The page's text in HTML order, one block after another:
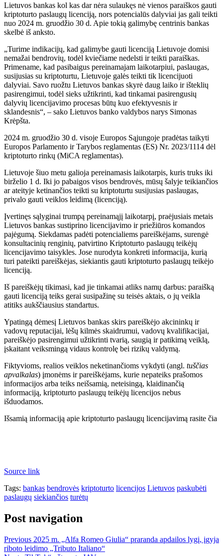
Lietuvos bankas kol kas dar nėra sulaukęs nė vienos paraiškos gauti
kriptoturto paslaugų licenciją, nors potencialūs dalyviai jas gali teikti
nuo 2024 m. gruodžio 30 d. Apie tokią galimybę centrinis bankas
skelbė iš anksto.
„Turime indikacijų, kad galimybe gauti licenciją Lietuvoje domisi
nemažai bendrovių, todėl kviečiame nedelsti ir teikti paraiškas.
Primename, kad pasibaigus pereinamajam laikotarpiui, paslaugas,
susijusias su kriptoturtu, Lietuvoje galės teikti tik licencijuoti
dalyviai. Savo ruožtu Lietuvos bankas skyrė daug laiko ir išteklių
pasirengimui, todėl sieks užtikrinti, kad tinkamai pasirengusių
dalyvių licencijavimo procesas būtų kuo efektyvesnis ir
sklandesnis“, – sako Lietuvos banko valdybos narys Simonas
Krėpšta.
2024 m. gruodžio 30 d. visoje Europos Sąjungoje pradėtas taikyti
Europos Parlamento ir Tarybos reglamentas (ES) Nr. 2023/1114 dėl
kriptoturto rinkų (MiCA reglamentas).
Lietuvoje šiuo metu galioja pereinamasis laikotarpis, kuris truks iki
birželio 1 d. Iki jo pabaigos visos bendrovės, mūsų šalyje teikiančios
ar ateityje ketinančios teikti su kriptoturtu susijusias paslaugas,
privalo gauti veiklos leidimą (licenciją).
Įvertinęs sąlyginai trumpą pereinamąjį laikotarpį, praėjusiais metais
Lietuvos bankas sustiprino licencijavimo ir priežiūros komandos
pajėgumą. Siekdamas padėti potencialiems pareiškėjams, surengė
konsultacinių renginių, patvirtino Kriptoturto paslaugų teikėjų
licencijavimo taisykles. Jose nurodyta konkreti informacija, kurią
turi pateikti pareiškėjas, siekiantis gauti kriptoturto paslaugų teikėjo
licenciją.
Iš pareiškėjų tikimasi, kad jie tinkamai atliks namų darbus: paraišką
gauti licenciją teiks gerai susipažinę su teisės aktais, o jų veikla
atitiks aukščiausius standartus.
Ypatingą dėmesį Lietuvos bankas skirs pareiškėjo akcininkų ir
vadovų reputacijai, lėšų kilmės skaidrumui, vadovų kvalifikacijai,
pareiškėjo pasirengimui užtikrinti tvarią, saugią ir patikimą veiklą,
įskaitant veiksmingą vidaus kontrolę bei rizikų valdymą.
Fiktyvioms, realios veiklos neketinančioms vykdyti (angl. tuščias
apvalkalas) įmonėms ir pareiškėjams, kurie nepateiks prašomos
informacijos arba teiks neišsamią, neteisingą, klaidinančią
informaciją, kriptoturto paslaugų teikėjų licencijos nebus
išduodamos.
Išsamią informaciją apie kriptoturto paslaugų licencijavimą rasite čia
Source link
Tags: bankas bendrovės kriptoturto licencijos Lietuvos paskubėti
paslaugų siekiančios turėtų
Post navigation
Previous 2025 m. „Alfa Romeo Giulia“ praranda apdailos lygį, įgyja
riboto leidimo „Tributo Italiano“